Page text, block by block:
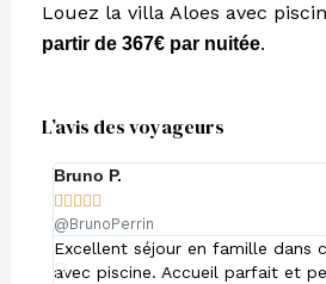
Louez la villa Aloes avec
partir de 367€ par nuitée.
L’avis des voyageurs
Bruno P.
    
@BrunoPerrin
Excellent séjour en famille dans
avec piscine. Accueil parfait et